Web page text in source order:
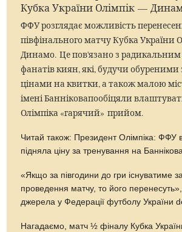
Кубка України Олімпік —
ФФУ розглядає можливість
півфінального матчу Кубка України
Динамо. Це пов'язано з
фанатів киян, які, будучи
цінами на квитки, а також малою
імені Банніковапообіцяли
Олімпіка «гарячий» прийом.
Читай також: Президент Олімпіка: ФФУ
підняла ціну за тренування на Баннікова
«Якщо за півгодини до гри існуватиме
проведення матчу, то його
джерела у Федерації футболу України
Нагадаємо, матч ½ фіналу Кубка